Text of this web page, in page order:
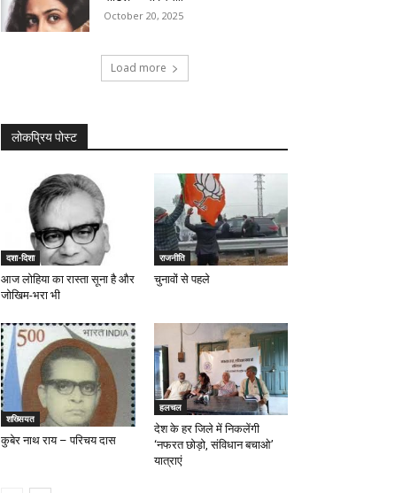
October 20, 2025
Load more
लोकप्रिय पोस्ट
दशा-दिशा
आज लोहिया का रास्ता सूना है और
जोखिम-भरा भी
राजनीति
चुनावों से पहले
शख्सियत
कुबेर नाथ राय – परिचय दास
हलचल
देश के हर जिले में निकलेंगी
‘नफरत छोड़ो, संविधान बचाओ’
यात्राएं